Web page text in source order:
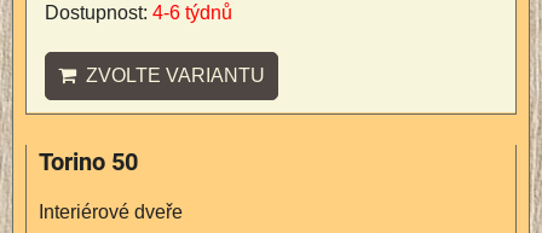
Dostupnost: 4-6 týdnů
ZVOLTE VARIANTU
Torino 50
Interiérové dveře